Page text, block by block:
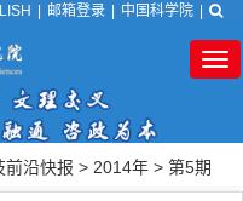
邮箱登录 中国科学院
前沿快报 > 2014年 > 第5期